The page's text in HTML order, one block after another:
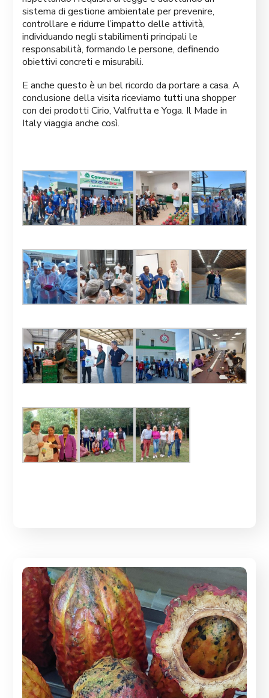
sistema di gestione ambientale per prevenire,
controllare e ridurre l’impatto delle attività,
individuando negli stabilimenti principali le
responsabilità, formando le persone, definendo
obiettivi concreti e misurabili.
E anche questo è un bel ricordo da portare a casa. A
conclusione della visita riceviamo tutti una shopper
con dei prodotti Cirio, Valfrutta e Yoga. Il Made in
Italy viaggia anche così.